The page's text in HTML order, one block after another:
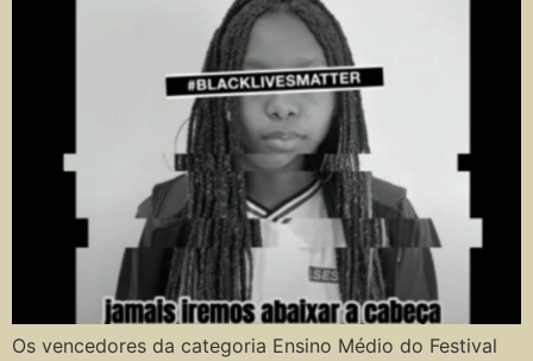
Os vencedores da categoria Ensino Médio do Festival